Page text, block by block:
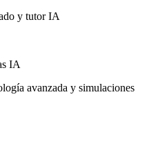
y tutor IA
IA
avanzada y simulaciones